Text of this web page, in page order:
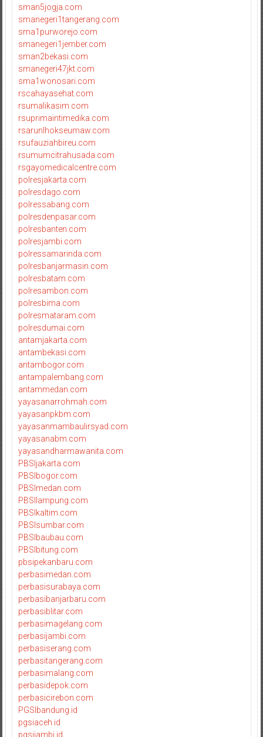
sman5jogja.com
smanegeri1tangerang.com
sma1purworejo.com
smanegeri1jember.com
sman2bekasi.com
smanegeri47jkt.com
sma1wonosari.com
rscahayasehat.com
rsumalikasim.com
rsuprimaintimedika.com
rsarunlhokseumaw.com
rsufauziahbireu.com
rsumumcitrahusada.com
rsgayomedicalcentre.com
polresjakarta.com
polresdago.com
polressabang.com
polresdenpasar.com
polresbanten.com
polresjambi.com
polressamarinda.com
polresbanjarmasin.com
polresbatam.com
polresambon.com
polresbima.com
polresmataram.com
polresdumai.com
antamjakarta.com
antambekasi.com
antambogor.com
antampalembang.com
antammedan.com
yayasanarrohmah.com
yayasanpkbm.com
yayasanmambaulirsyad.com
yayasanabm.com
yayasandharmawanita.com
PBSIjakarta.com
PBSIbogor.com
PBSImedan.com
PBSIlampung.com
PBSIkaltim.com
PBSIsumbar.com
PBSIbaubau.com
PBSIbitung.com
pbsipekanbaru.com
perbasimedan.com
perbasisurabaya.com
perbasibanjarbaru.com
perbasiblitar.com
perbasimagelang.com
perbasijambi.com
perbasiserang.com
perbasitangerang.com
perbasimalang.com
perbasidepok.com
perbasicirebon.com
PGSIbandung.id
pgsiaceh.id
pgsijambi.id